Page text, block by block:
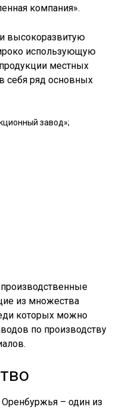
компания».
высокоразвитую
использующую
местных
себя ряд основных
завод»;
производственные
из множества
которых можно
по производству
– один из